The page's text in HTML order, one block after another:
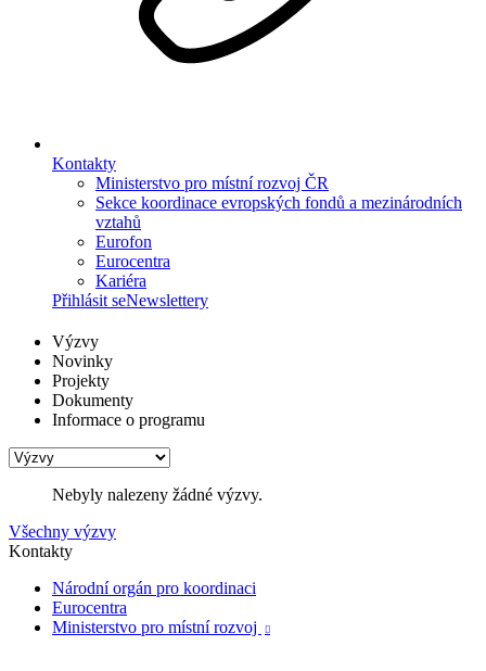
Kontakty
Ministerstvo pro místní rozvoj ČR
Sekce koordinace evropských fondů a mezinárodních
vztahů
Eurofon
Eurocentra
Kariéra
Přihlásit seNewslettery
Výzvy
Novinky
Projekty
Dokumenty
Informace o programu
Nebyly nalezeny žádné výzvy.
Všechny výzvy
Kontakty
Národní orgán pro koordinaci
Eurocentra
Ministerstvo pro místní rozvoj
